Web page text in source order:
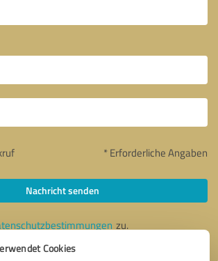
Cookies
* Erforderliche Angaben
Nachricht senden
zu.